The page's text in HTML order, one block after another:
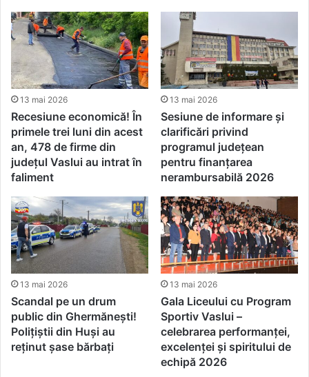
13 mai 2026
Recesiune economică! În
primele trei luni din acest
an, 478 de firme din
județul Vaslui au intrat în
faliment
13 mai 2026
Sesiune de informare și
clarificări privind
programul județean
pentru finanțarea
nerambursabilă 2026
13 mai 2026
Scandal pe un drum
public din Ghermănești!
Polițiștii din Huși au
reținut șase bărbați
13 mai 2026
Gala Liceului cu Program
Sportiv Vaslui –
celebrarea performanței,
excelenței și spiritului de
echipă 2026